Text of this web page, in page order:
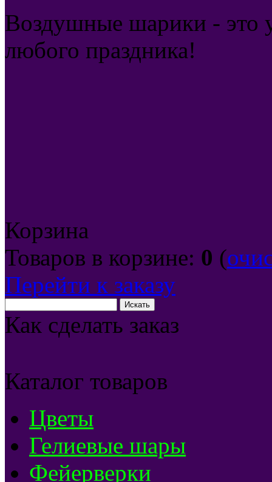
Воздушные шарики - это
любого праздника!
Корзина
Товаров в корзине: 0 (
Перейти к заказу
Как сделать заказ
Каталог товаров
Цветы
Гелиевые шары
Фейерверки